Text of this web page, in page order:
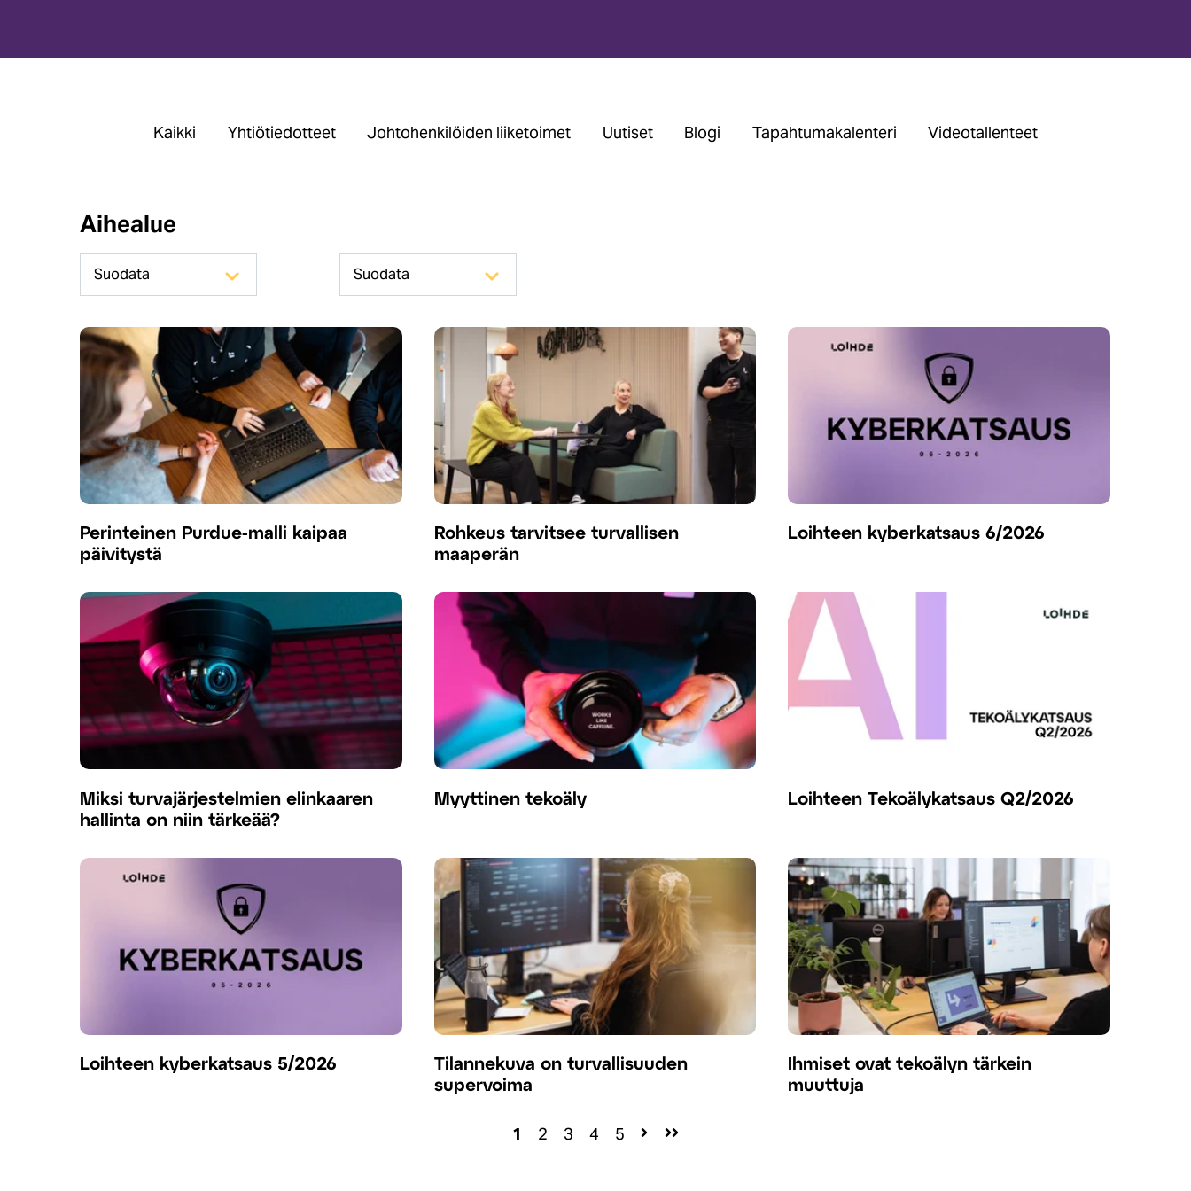
Kaikki Yhtiötiedotteet Johtohenkilöiden liiketoimet Uutiset Blogi Tapahtumakalenteri Videotallenteet
Aihealue
Perinteinen Purdue-malli kaipaa
päivitystä
Rohkeus tarvitsee turvallisen
maaperän
Loihteen kyberkatsaus 6/2026
Miksi turvajärjestelmien elinkaaren
hallinta on niin tärkeää?
Myyttinen tekoäly Loihteen Tekoälykatsaus Q2/2026
Loihteen kyberkatsaus 5/2026
Tilannekuva on turvallisuuden
supervoima
Ihmiset ovat tekoälyn tärkein
muuttuja
1 2 3 4 5